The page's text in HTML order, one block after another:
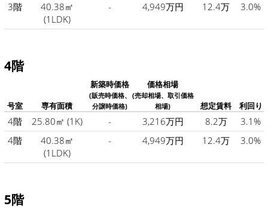
3階
40.38㎡
(1LDK)
- 4,949万円 12.4万 3.0%
4階
号室 専有面積
新築時価格
(販売時価格、
分譲時価格)
価格相場
(売却相場、取引価格
相場)
想定賃料 利回り
4階 25.80㎡ (1K) - 3,216万円 8.2万
3.1%
4階
40.38㎡
(1LDK)
- 4,949万円 12.4万 3.0%
5階